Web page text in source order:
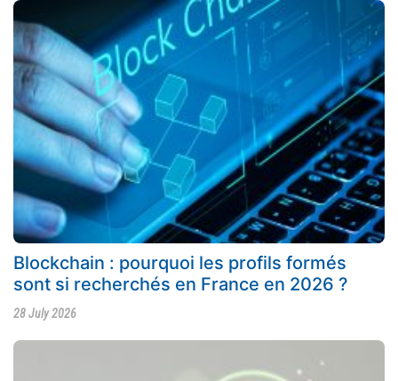
Blockchain : pourquoi les profils formés
sont si recherchés en France en 2026 ?
28 July 2026